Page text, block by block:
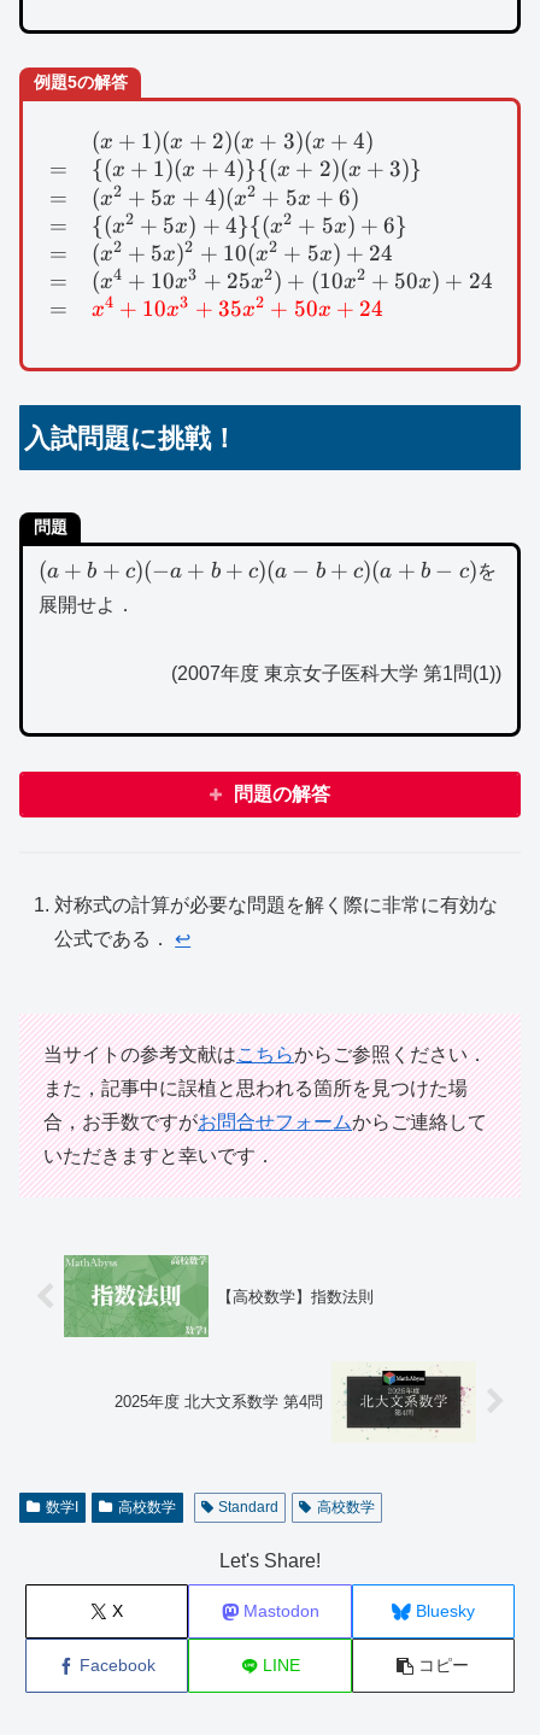
例題5の解答
=
=
=
=
=
=
(x + 1)(x + 2)(x + 3)(x + 4)
{(x + 1)(x + 4)}{(x + 2)(x + 3)}
(x2 + 5x + 4)(x2 + 5x + 6)
{(x2 + 5x) + 4}{(x2 + 5x) + 6}
(x2 + 5x)2 + 10(x2 + 5x) + 24
(x4 + 10x3 + 25x2) + (10x2 + 50x) + 24
x4 + 10x3 + 35x2 + 50x + 24
入試問題に挑戦！
問題
(a+b+c)
(-
a+b+c)
(a + b + c)(−a + b + c)(a − b + c)(a + b − c)を
展開せよ．
(2007年度 東京女子医科大学 第1問(1))
問題の解答
対称式の計算が必要な問題を解く際に非常に有効な
公式である．↩︎
当サイトの参考文献はこちらからご参照ください．
また，記事中に誤植と思われる箇所を見つけた場
合，お手数ですがお問合せフォームからご連絡して
いただきますと幸いです．
【高校数学】指数法則
2025年度 北大文系数学 第4問
数学I 高校数学 Standard 高校数学
Let's Share!
X Mastodon Bluesky
Facebook LINE コピー